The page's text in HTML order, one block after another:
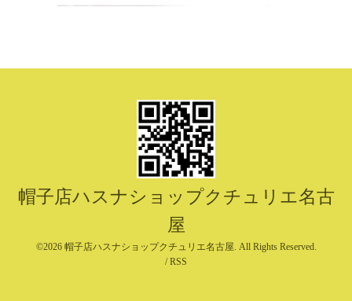
帽子店ハスナショップクチュリエ名古
屋
©2026 帽子店ハスナショップクチュリエ名古屋 . All Rights Reserved.
/RSS